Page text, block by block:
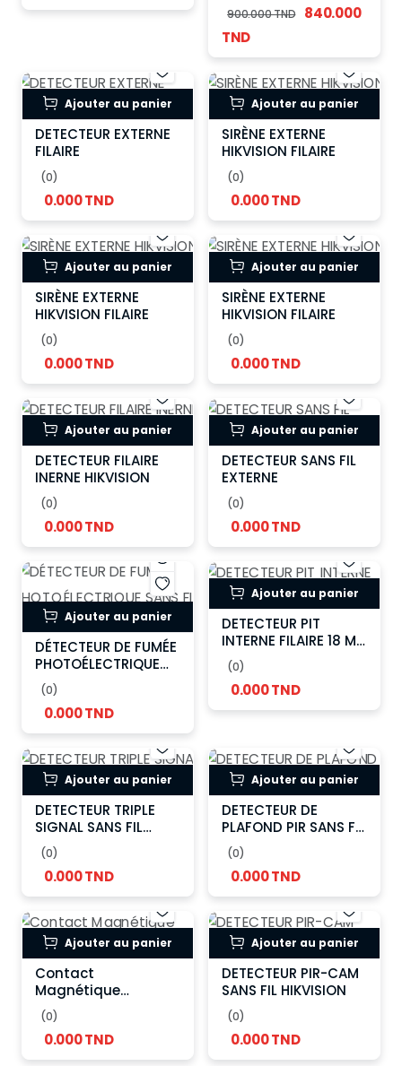
Zones
900.000 TND
840.000
TND
Ajouter au panier
DETECTEUR EXTERNE
FILAIRE
(0)
0.000 TND
Ajouter au panier
SIRÈNE EXTERNE
HIKVISION FILAIRE
(0)
0.000 TND
Ajouter au panier
SIRÈNE EXTERNE
HIKVISION FILAIRE
(0)
0.000 TND
Ajouter au panier
SIRÈNE EXTERNE
HIKVISION FILAIRE
(0)
0.000 TND
Ajouter au panier
DETECTEUR FILAIRE
INERNE HIKVISION
(0)
0.000 TND
Ajouter au panier
DETECTEUR SANS FIL
EXTERNE
(0)
0.000 TND
Ajouter au panier
DÉTECTEUR DE FUMÉE
PHOTOÉLECTRIQUE
SANS FIL HIKVISION
(0)
0.000 TND
Ajouter au panier
DETECTEUR PIT
INTERNE FILAIRE 18 M
HIKVISION
(0)
0.000 TND
Ajouter au panier
DETECTEUR TRIPLE
SIGNAL SANS FIL
HIKVISION
(0)
0.000 TND
Ajouter au panier
DETECTEUR DE
PLAFOND PIR SANS FIL
HIKVISION
(0)
0.000 TND
Ajouter au panier
Contact
Magnétique
Plastique HIKVISION
(0)
0.000 TND
Ajouter au panier
DETECTEUR PIR-CAM
SANS FIL HIKVISION
(0)
0.000 TND